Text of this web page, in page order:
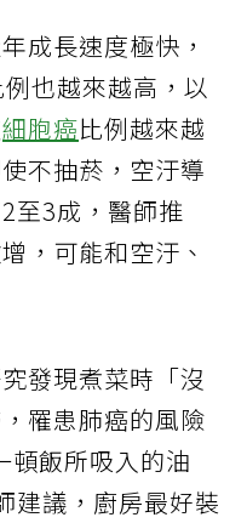
成長速度極快，
也越來越高，以
細胞癌比例越來越
不抽菸，空汙導
至3成，醫師推
，可能和空汙、
發現煮菜時「沒
罹患肺癌的風險
頓飯所吸入的油
建議，廚房最好裝